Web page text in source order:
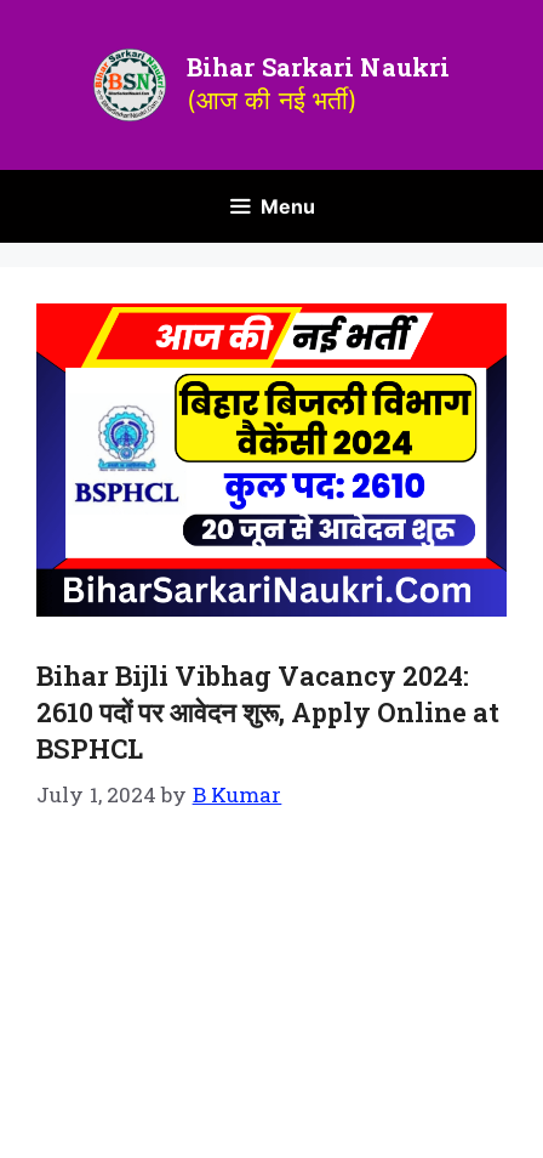
Bihar Sarkari Naukri
(आज की नई भर्ती)
Menu
Bihar Bijli Vibhag Vacancy 2024:
2610 पदों पर आवेदन शुरू, Apply Online at
BSPHCL
July 1, 2024 by B Kumar